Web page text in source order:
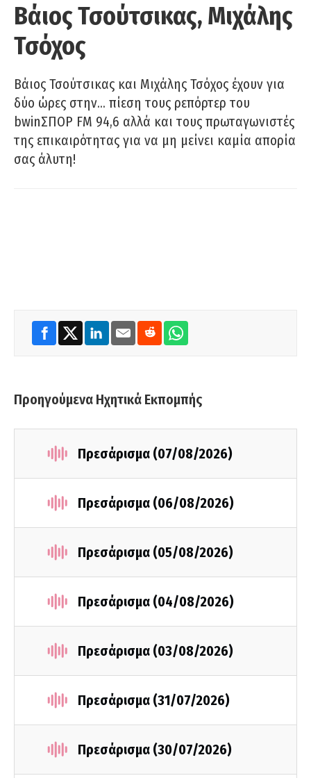
Βάιος Τσούτσικας, Μιχάλης
Τσόχος
Βάιος Τσούτσικας και Μιχάλης Τσόχος έχουν για
δύο ώρες στην… πίεση τους ρεπόρτερ του
bwinΣΠΟΡ FM 94,6 αλλά και τους πρωταγωνιστές
της επικαιρότητας για να μη μείνει καμία απορία
σας άλυτη!
Προηγούμενα Ηχητικά Εκπομπής
Πρεσάρισμα (07/08/2026)
Πρεσάρισμα (06/08/2026)
Πρεσάρισμα (05/08/2026)
Πρεσάρισμα (04/08/2026)
Πρεσάρισμα (03/08/2026)
Πρεσάρισμα (31/07/2026)
Πρεσάρισμα (30/07/2026)